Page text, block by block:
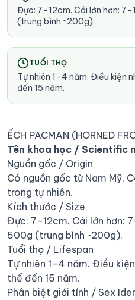
Đực: 7–12cm. Cái lớn hơn:
(trung bình ~200g).
TUỔI THỌ
Tự nhiên 1–4 năm. Điều kiện
đến 15 năm.
ẾCH PACMAN (HORNED
Tên khoa học / Scientific
Nguồn gốc / Origin
Có nguồn gốc từ Nam Mỹ.
trong tự nhiên.
Kích thước / Size
Đực: 7–12cm. Cái lớn hơn:
500g (trung bình ~200g).
Tuổi thọ / Lifespan
Tự nhiên 1–4 năm. Điều
thể đến 15 năm.
Phân biệt giới tính / Sex